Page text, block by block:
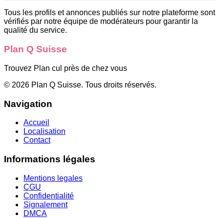
Tous les profils et annonces publiés sur notre plateforme sont
vérifiés par notre équipe de modérateurs pour garantir la
qualité du service.
Plan Q Suisse
Trouvez Plan cul près de chez vous
© 2026 Plan Q Suisse. Tous droits réservés.
Navigation
Accueil
Localisation
Contact
Informations légales
Mentions legales
CGU
Confidentialité
Signalement
DMCA